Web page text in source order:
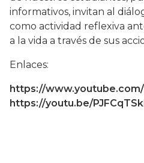
informativos, invitan al
como actividad reflexiva
a la vida a través de sus
Enlaces:
https://
https://youtu.be/